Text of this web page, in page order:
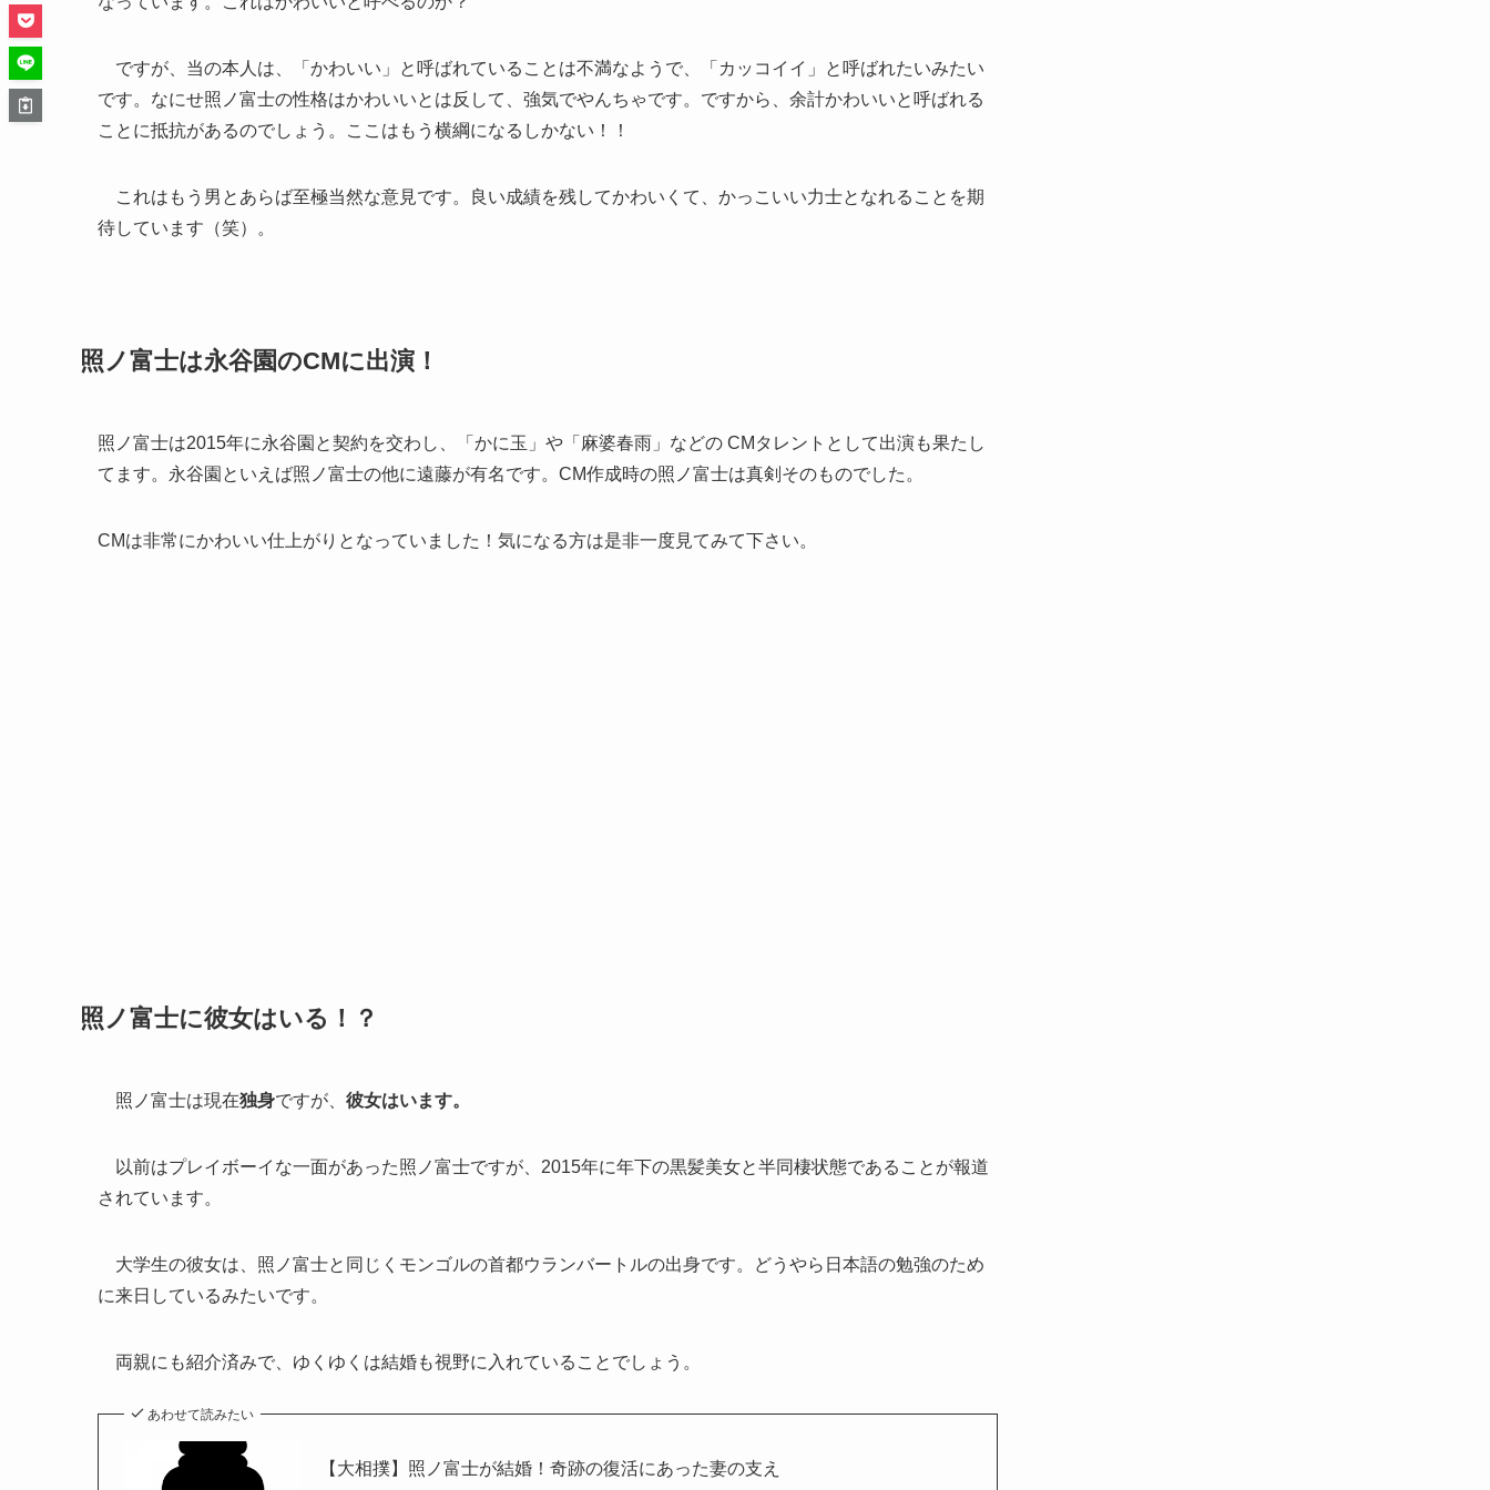
ですが、当の本人は、「かわいい」と呼ばれていることは不満なようで、「カッコイイ」と呼ばれたいみたい
です。なにせ照ノ富士の性格はかわいいとは反して、強気でやんちゃです。ですから、余計かわいいと呼ばれる
ことに抵抗があるのでしょう。ここはもう横綱になるしかない！！
これはもう男とあらば至極当然な意見です。良い成績を残してかわいくて、かっこいい力士となれることを期
待しています（笑）。
照ノ富士は永谷園のCMに出演！
照ノ富士は2015年に永谷園と契約を交わし、「かに玉」や「麻婆春雨」などの CMタレントとして出演も果たし
てます。永谷園といえば照ノ富士の他に遠藤が有名です。CM作成時の照ノ富士は真剣そのものでした。
CMは非常にかわいい仕上がりとなっていました！気になる方は是非一度見てみて下さい。
照ノ富士に彼女はいる！？
照ノ富士は現在独身ですが、 彼女はいます。
以前はプレイボーイな一面があった照ノ富士ですが、2015年に年下の黒髪美女と半同棲状態であることが報道
されています。
大学生の彼女は、照ノ富士と同じくモンゴルの首都ウランバートルの出身です。どうやら日本語の勉強のため
に来日しているみたいです。
両親にも紹介済みで、ゆくゆくは結婚も視野に入れていることでしょう。
あわせて読みたい
【大相撲】照ノ富士が結婚！奇跡の復活にあった妻の支え